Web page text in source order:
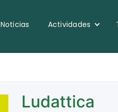
Noticias Actividades
Ludattica